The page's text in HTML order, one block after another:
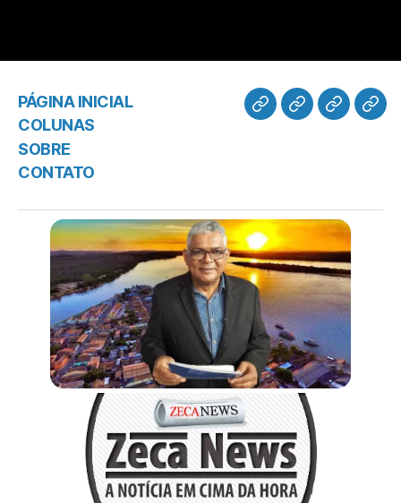
PÁGINA INICIAL
COLUNAS
SOBRE
CONTATO